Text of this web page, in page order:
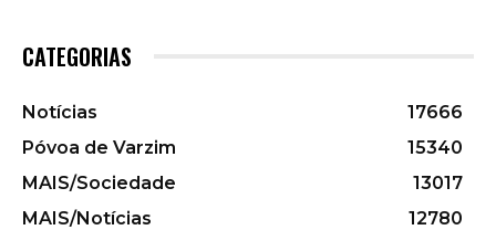
CATEGORIAS
Notícias
17666
Póvoa de Varzim
15340
MAIS/Sociedade
13017
MAIS/Notícias
12780